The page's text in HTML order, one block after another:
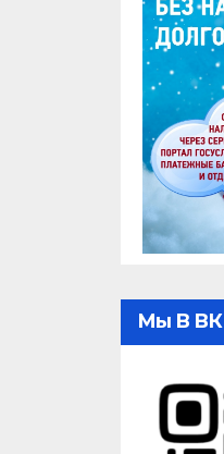
Мы В ВК